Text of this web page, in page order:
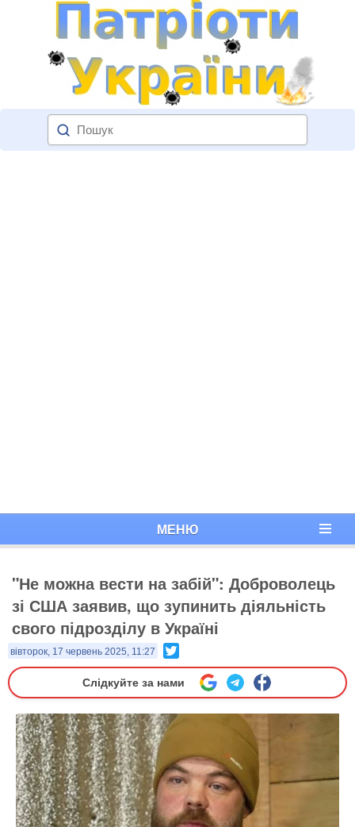
МЕНЮ
"Не можна вести на забій": Доброволець
зі США заявив, що зупинить діяльність
свого підрозділу в Україні
вівторок, 17 червень 2025, 11:27
Слідкуйте за нами